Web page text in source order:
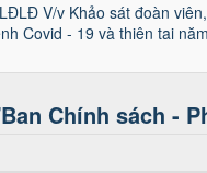
V/v Khảo sát đoàn
Covid - 19 và thiên tai
Chính sách -